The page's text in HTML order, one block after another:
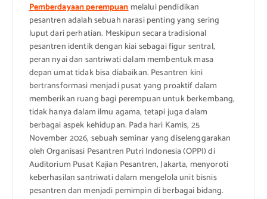
Pemberdayaan perempuanmelalui pendidikan
pesantren adalah sebuah narasi penting yang sering
luput dari perhatian. Meskipun secara tradisional
pesantren identik dengan kiai sebagai figur sentral,
peran nyai dan santriwati dalam membentuk masa
depan umat tidak bisa diabaikan. Pesantren kini
bertransformasi menjadi pusat yang proaktif dalam
memberikan ruang bagi perempuan untuk berkembang,
tidak hanya dalam ilmu agama, tetapi juga dalam
berbagai aspek kehidupan. Pada hari Kamis, 25
November 2026, sebuah seminar yang diselenggarakan
oleh Organisasi Pesantren Putri Indonesia (OPPI) di
Auditorium Pusat Kajian Pesantren, Jakarta, menyoroti
keberhasilan santriwati dalam mengelola unit bisnis
pesantren dan menjadi pemimpin di berbagai bidang.